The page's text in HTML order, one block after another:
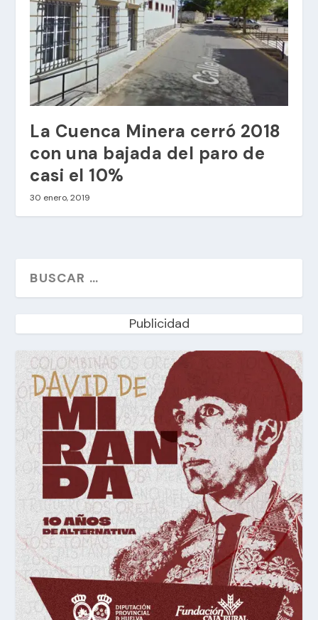
La Cuenca Minera cerró 2018
con una bajada del paro de
casi el 10%
30 enero, 2019
Publicidad